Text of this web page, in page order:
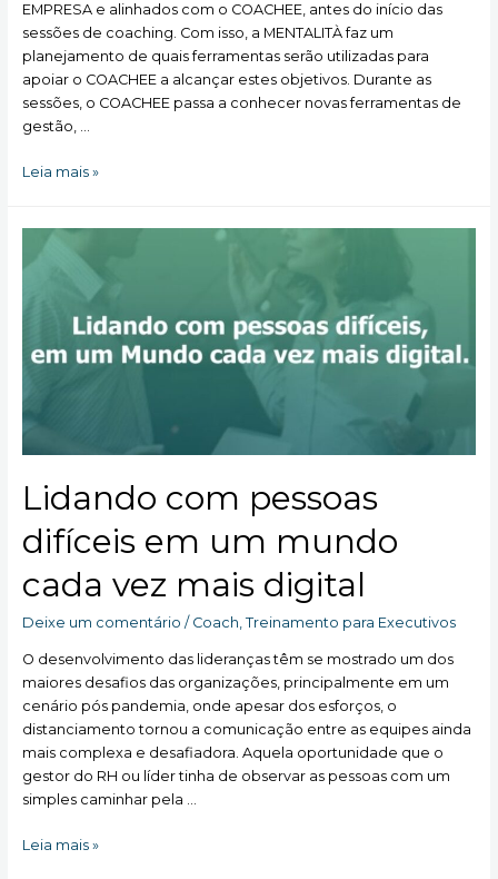
EMPRESA e alinhados com o COACHEE, antes do início das
sessões de coaching. Com isso, a MENTALITÀ faz um
planejamento de quais ferramentas serão utilizadas para
apoiar o COACHEE a alcançar estes objetivos. Durante as
sessões, o COACHEE passa a conhecer novas ferramentas de
gestão, …
Plano
Executive
Leia mais »
Lidando com pessoas
difíceis em um mundo
cada vez mais digital
Deixe um comentário / Coach, Treinamento para Executivos
O desenvolvimento das lideranças têm se mostrado um dos
maiores desafios das organizações, principalmente em um
cenário pós pandemia, onde apesar dos esforços, o
distanciamento tornou a comunicação entre as equipes ainda
mais complexa e desafiadora. Aquela oportunidade que o
gestor do RH ou líder tinha de observar as pessoas com um
simples caminhar pela …
Lidando
Leia mais »